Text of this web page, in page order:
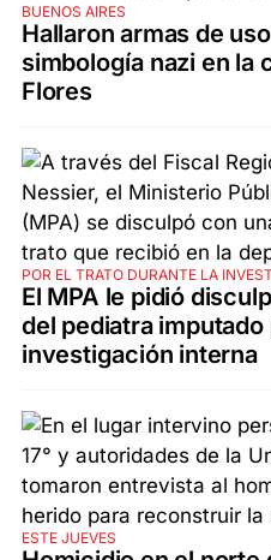
BUENOS AIRES
Hallaron armas de
simbología nazi en la
Flores
POR EL TRATO DURANTE LA
El MPA le pidió
del pediatra
investigación interna
ESTE JUEVES